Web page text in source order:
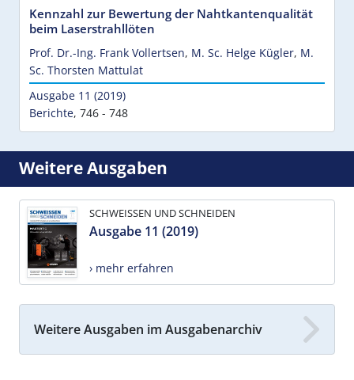
Kennzahl zur Bewertung der Nahtkantenqualität
beim Laserstrahllöten
Prof. Dr.-Ing. Frank Vollertsen, M. Sc. Helge Kügler, M.
Sc. Thorsten Mattulat
Ausgabe 11 (2019)
Berichte, 746 - 748
Weitere Ausgaben
SCHWEISSEN UND SCHNEIDEN
Ausgabe 11 (2019)
› mehr erfahren
Weitere Ausgaben im Ausgabenarchiv